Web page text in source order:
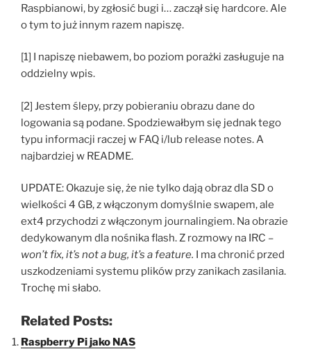
Raspbianowi, by zgłosić bugi i… zaczął się hardcore. Ale
o tym to już innym razem napiszę.
[1] I napiszę niebawem, bo poziom porażki zasługuje na
oddzielny wpis.
[2] Jestem ślepy, przy pobieraniu obrazu dane do
logowania są podane. Spodziewałbym się jednak tego
typu informacji raczej w FAQ i/lub release notes. A
najbardziej w README.
UPDATE: Okazuje się, że nie tylko dają obraz dla SD o
wielkości 4 GB, z włączonym domyślnie swapem, ale
ext4 przychodzi z włączonym journalingiem. Na obrazie
dedykowanym dla nośnika flash. Z rozmowy na IRC –
won’t fix, it’s not a bug, it’s a feature. I ma chronić przed
uszkodzeniami systemu plików przy zanikach zasilania.
Trochę mi słabo.
Related Posts:
Raspberry Pi jako NAS